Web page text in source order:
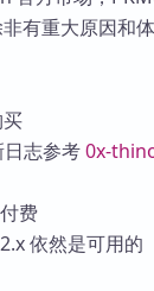
有重大原因和
志参考0x-
费
依然是可用的